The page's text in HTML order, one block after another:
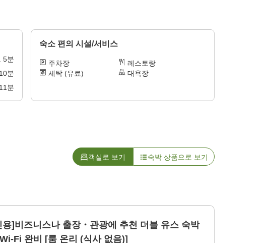
5분
10분
11분
숙소 편의 시설/서비스
주차장
레스토랑
세탁 (유료)
대욕장
객실로 보기 숙박 상품으로 보기
즈니스나 출장・관광에 추천 더블 유스 숙박
Wi-Fi 완비 [룸 온리 (식사 없음)]